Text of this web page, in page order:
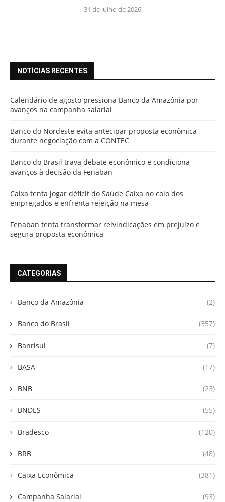
31 de julho de 2026
NOTÍCIAS RECENTES
Calendário de agosto pressiona Banco da Amazônia por
avanços na campanha salarial
Banco do Nordeste evita antecipar proposta econômica
durante negociação com a CONTEC
Banco do Brasil trava debate econômico e condiciona
avanços à decisão da Fenaban
Caixa tenta jogar déficit do Saúde Caixa no colo dos
empregados e enfrenta rejeição na mesa
Fenaban tenta transformar reivindicações em prejuízo e
segura proposta econômica
CATEGORIAS
Banco da Amazônia (2)
Banco do Brasil (357)
Banrisul (7)
BASA (17)
BNB (23)
BNDES (55)
Bradesco (120)
BRB (48)
Caixa Econômica (381)
Campanha Salarial (93)